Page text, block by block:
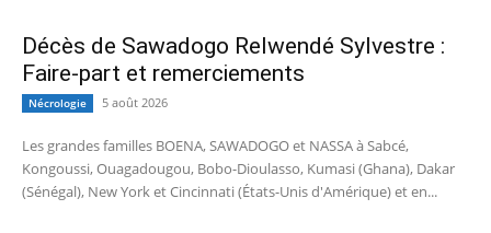
Décès de Sawadogo Relwendé Sylvestre :
Faire-part et remerciements
Nécrologie 5 août 2026
Les grandes familles BOENA, SAWADOGO et NASSA à Sabcé,
Kongoussi, Ouagadougou, Bobo-Dioulasso, Kumasi (Ghana), Dakar
(Sénégal), New York et Cincinnati (États-Unis d'Amérique) et en...